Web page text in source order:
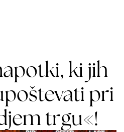
ki jih
pri
trgu«!